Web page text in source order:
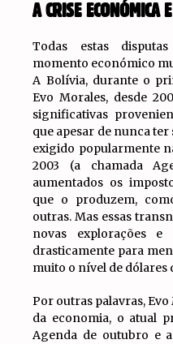
A CRISE ECONÓMICA
Todas estas
momento económico
A Bolívia, durante o
Evo Morales, desde
significativas
que apesar de nunca
exigido popularmente
2003 (a chamada
aumentados os
que o produzem,
outras. Mas essas
novas explorações
drasticamente para
muito o nível de dólares
Por outras palavras,
da economia, o atual
Agenda de outubro e